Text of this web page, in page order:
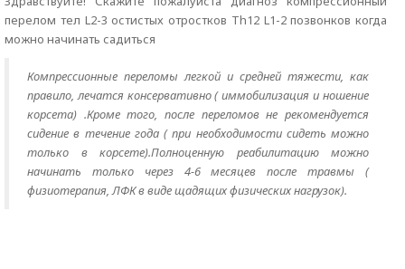
перелом тел L2-3 остистых отростков Th12 L1-2 позвонков когда
можно начинать садиться
Компрессионные переломы легкой и средней тяжести, как
правило, лечатся консервативно ( иммобилизация и ношение
корсета) .Кроме того, после переломов не рекомендуется
сидение в течение года ( при необходимости сидеть можно
только в корсете).Полноценную реабилитацию можно
начинать только через 4-6 месяцев после травмы (
физиотерапия, ЛФК в виде щадящих физических нагрузок).